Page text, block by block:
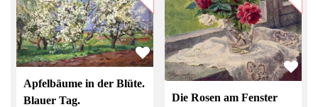
Apfelbäume in der Blüte.
Blauer Tag.
Die Rosen am Fenster